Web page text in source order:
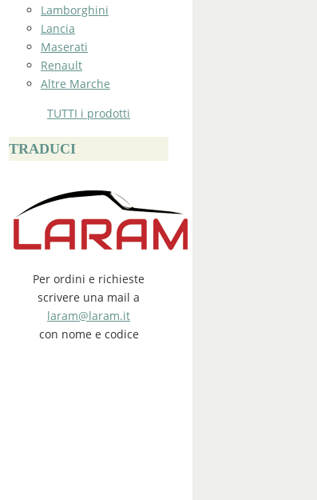
Lamborghini
Lancia
Maserati
Renault
Altre Marche
TUTTI i prodotti
TRADUCI
Per ordini e richieste
scrivere una mail a
laram@laram.it
con nome e codice